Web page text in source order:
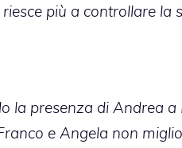
più a controllare la
la presenza di Andrea a
e Angela non